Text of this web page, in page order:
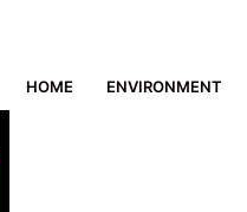
HOME ENVIRONMENT